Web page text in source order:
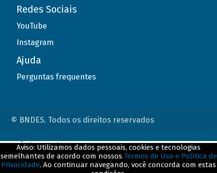
Redes Sociais
YouTube
Instagram
Ajuda
Perguntas frequentes
© BNDES. Todos os direitos reservados
Aviso: Utilizamos dados pessoais, cookies e tecnologias
semelhantes de acordo com nossos Termos de Uso e Política de
Privacidade. Ao continuar navegando, você concorda com estas
ConteÃºdo complementar
${title}${badge}